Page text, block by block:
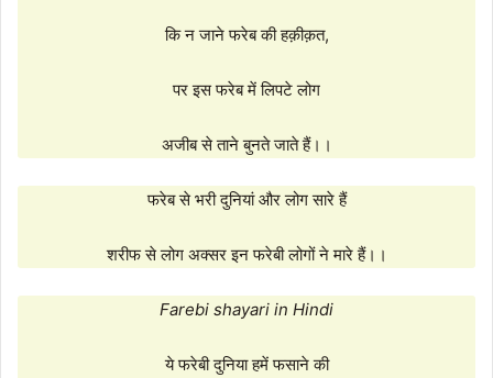
कि न जाने फरेब की हक़ीक़त,
पर इस फरेब में लिपटे लोग
अजीब से ताने बुनते जाते हैं।।
फरेब से भरी दुनियां और लोग सारे हैं
शरीफ से लोग अक्सर इन फरेबी लोगों ने मारे हैं।।
Farebi shayari in Hindi
ये फरेबी दुनिया हमें फसाने की